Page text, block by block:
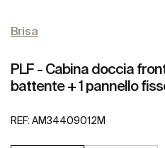
Brisa
PLF - Cabina doccia
battente + 1 pannello
REF: AM34409012M